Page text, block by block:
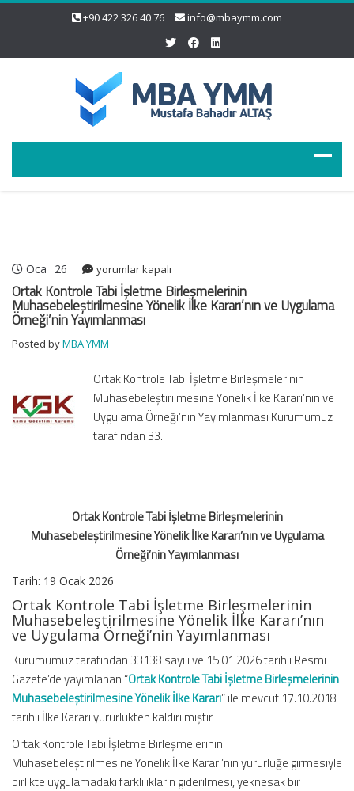
+90 422 326 40 76 info@mbaymm.com
Oca 26
Ortak
Kontrole
Tabi
İşletme
Muhasebeleştirilmesine
İlke
Kararı’nın
ve
Uygulama
yorumlar kapalı
Ortak Kontrole Tabi İşletme Birleşmelerinin
Muhasebeleştirilmesine Yönelik İlke Kararı’nın ve Uygulama
Örneği’nin Yayımlanması
Posted byMBA YMM
Ortak Kontrole Tabi İşletme Birleşmelerinin
Muhasebeleştirilmesine Yönelik İlke Kararı’nın ve
Uygulama Örneği’nin Yayımlanması Kurumumuz
tarafından 33..
Ortak Kontrole Tabi İşletme Birleşmelerinin
Muhasebeleştirilmesine Yönelik İlke Kararı’nın ve Uygulama
Örneği’nin Yayımlanması
Tarih: 19 Ocak 2026
Ortak Kontrole Tabi İşletme Birleşmelerinin
Muhasebeleştirilmesine Yönelik İlke Kararı’nın
ve Uygulama Örneği’nin Yayımlanması
Kurumumuz tarafından 33138 sayılı ve 15.01.2026 tarihli Resmi
Gazete’de yayımlanan “Ortak Kontrole Tabi İşletme Birleşmelerinin
Muhasebeleştirilmesine Yönelik İlke Kararı” ile mevcut 17.10.2018
tarihli İlke Kararı yürürlükten kaldırılmıştır.
Ortak Kontrole Tabi İşletme Birleşmelerinin
Muhasebeleştirilmesine Yönelik İlke Kararı’nın yürürlüğe girmesiyle
birlikte uygulamadaki farklılıkların giderilmesi, yeknesak bir